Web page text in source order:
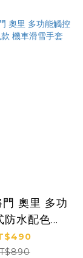
奧里 多功
水配色款
雪手套